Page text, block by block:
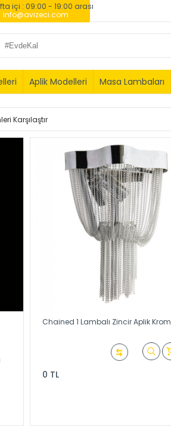
içi : 09:00 - 19:00 arası
info@avizeci.com
Aplik Modelleri Masa Lambaları
Karşılaştır
Chained 1 Lambalı Zincir Aplik Krom
0 TL